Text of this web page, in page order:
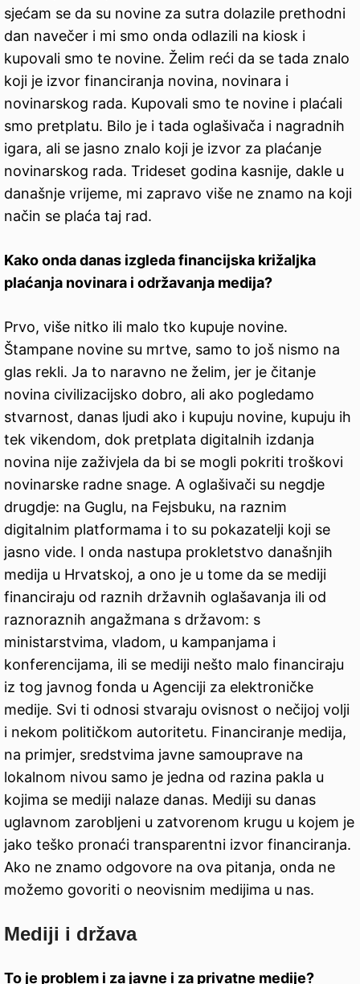
sjećam se da su novine za sutra dolazile prethodni
dan navečer i mi smo onda odlazili na kiosk i
kupovali smo te novine. Želim reći da se tada znalo
koji je izvor financiranja novina, novinara i
novinarskog rada. Kupovali smo te novine i plaćali
smo pretplatu. Bilo je i tada oglašivača i nagradnih
igara, ali se jasno znalo koji je izvor za plaćanje
novinarskog rada. Trideset godina kasnije, dakle u
današnje vrijeme, mi zapravo više ne znamo na koji
način se plaća taj rad.
Kako onda danas izgleda financijska križaljka
plaćanja novinara i održavanja medija?
Prvo, više nitko ili malo tko kupuje novine.
Štampane novine su mrtve, samo to još nismo na
glas rekli. Ja to naravno ne želim, jer je čitanje
novina civilizacijsko dobro, ali ako pogledamo
stvarnost, danas ljudi ako i kupuju novine, kupuju ih
tek vikendom, dok pretplata digitalnih izdanja
novina nije zaživjela da bi se mogli pokriti troškovi
novinarske radne snage. A oglašivači su negdje
drugdje: na Guglu, na Fejsbuku, na raznim
digitalnim platformama i to su pokazatelji koji se
jasno vide. I onda nastupa prokletstvo današnjih
medija u Hrvatskoj, a ono je u tome da se mediji
financiraju od raznih državnih oglašavanja ili od
raznoraznih angažmana s državom: s
ministarstvima, vladom, u kampanjama i
konferencijama, ili se mediji nešto malo financiraju
iz tog javnog fonda u Agenciji za elektroničke
medije. Svi ti odnosi stvaraju ovisnost o nečijoj volji
i nekom političkom autoritetu. Financiranje medija,
na primjer, sredstvima javne samouprave na
lokalnom nivou samo je jedna od razina pakla u
kojima se mediji nalaze danas. Mediji su danas
uglavnom zarobljeni u zatvorenom krugu u kojem je
jako teško pronaći transparentni izvor financiranja.
Ako ne znamo odgovore na ova pitanja, onda ne
možemo govoriti o neovisnim medijima u nas.
Mediji i država
To je problem i za javne i za privatne medije?